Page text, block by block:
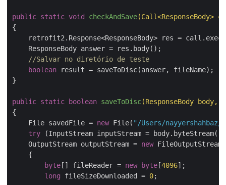
public static void checkAndSave
{
retrofit2.Response<ResponseBody> res =
    ResponseBody answer = res.body();
//Salvar no diretório de teste
boolean result = saveToDisc(answer, fileName);
}
public static boolean saveToDisc(ResponseBody
{
    File savedFile =
new File( "/Users/nayyershahbaz/
try (InputStream inputStream = body.byteStream();
    OutputStream outputStream =
new
    {
byte [] fileReader = new byte [4096];
long fileSizeDownloaded = 0;